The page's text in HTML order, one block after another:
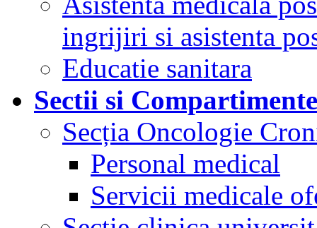
ingrijiri si asistenta
Educatie sanitara
Sectii si
Secția Oncologie
Personal medical
Servicii medicale